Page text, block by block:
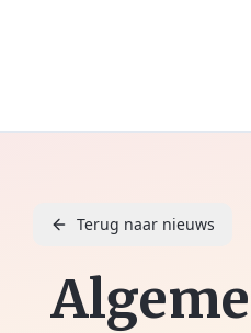
Terug naar nieuws